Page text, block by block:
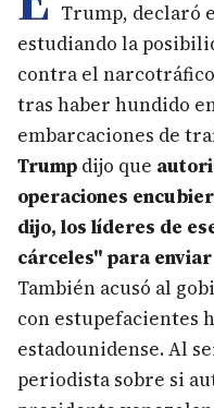
Trump, declaró
estudiando la
contra el
tras haber hundido
embarcaciones de
Trump dijo que
operaciones
dijo, los líderes de
cárceles" para
También acusó al
con estupefacientes
estadounidense. Al
periodista sobre si